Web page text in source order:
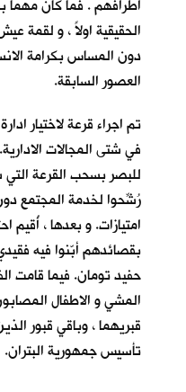
اطرافهم . فما كان مهما
الحقيقية اولاً ، و لقمة
دون المساس بكرامة
العصور السابقة.
تم اجراء قرعة لاختيار
في شتى المجالات
للبصر بسحب القرعة
رُشِّحوا لخدمة المجتمع
امتيازات. و بعدها ، أُقيم
بقصائدهم أبّنوا فيه
حفيد تومان. فيما قامت
المشي و الاطفال
قبريهما ، وباقي قبور
تأسيس جمهورية البتران.